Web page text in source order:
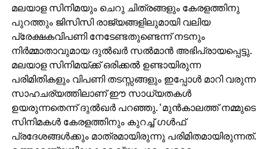
മലയാള സിനിമയും ചെറു ചിത്രങ്ങളും കേരളത്തിനു
പുറത്തും ജിസിസി രാജ്യങ്ങളിലുമായി വലിയ
പ്രേക്ഷകവിപണി നേടേണ്ടതുണ്ടെന്ന് നടനും
നിര്‍മ്മാതാവുമായ ദുല്‍ഖര്‍ സല്‍മാന്‍ അഭിപ്രായപ്പെട്ടു.
മലയാള സിനിമയ്ക്ക് ഒരിക്കല്‍ ഉണ്ടായിരുന്ന
പരിമിതികളും വിപണി തടസ്സങ്ങളും ഇപ്പോള്‍ മാറി വരുന്ന
സാഹചര്യത്തിലാണ് ഈ സാധ്യതകള്‍
ഉയരുന്നതെന്ന് ദുല്‍ഖര്‍ പറഞ്ഞു. ‘മുന്‍കാലത്ത് നമ്മുടെ
സിനിമകള്‍ കേരളത്തിനും കുറച്ച് ഗള്‍ഫ്
പ്രദേശങ്ങള്‍ക്കും മാത്രമായിരുന്നു പരിമിതമായിരുന്നത്.